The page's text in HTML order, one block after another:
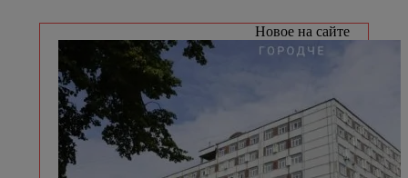
Новое на сайте